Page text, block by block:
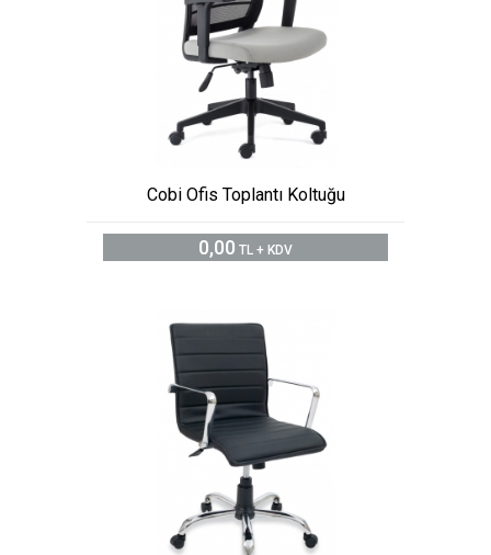
Cobi Ofis Toplantı Koltuğu
0,00 TL + KDV